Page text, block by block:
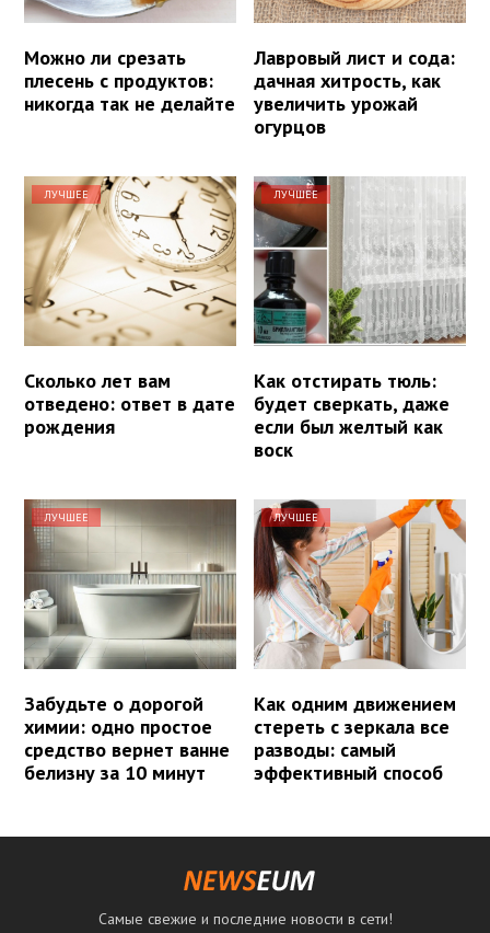
Можно ли срезать
плесень с продуктов:
никогда так не делайте
Лавровый лист и сода:
дачная хитрость, как
увеличить урожай
огурцов
ЛУЧШЕЕ
Сколько лет вам
отведено: ответ в дате
рождения
ЛУЧШЕЕ
Как отстирать тюль:
будет сверкать, даже
если был желтый как
воск
ЛУЧШЕЕ
Забудьте о дорогой
химии: одно простое
средство вернет ванне
белизну за 10 минут
ЛУЧШЕЕ
Как одним движением
стереть с зеркала все
разводы: самый
эффективный способ
Самые свежие и последние новости в сети!